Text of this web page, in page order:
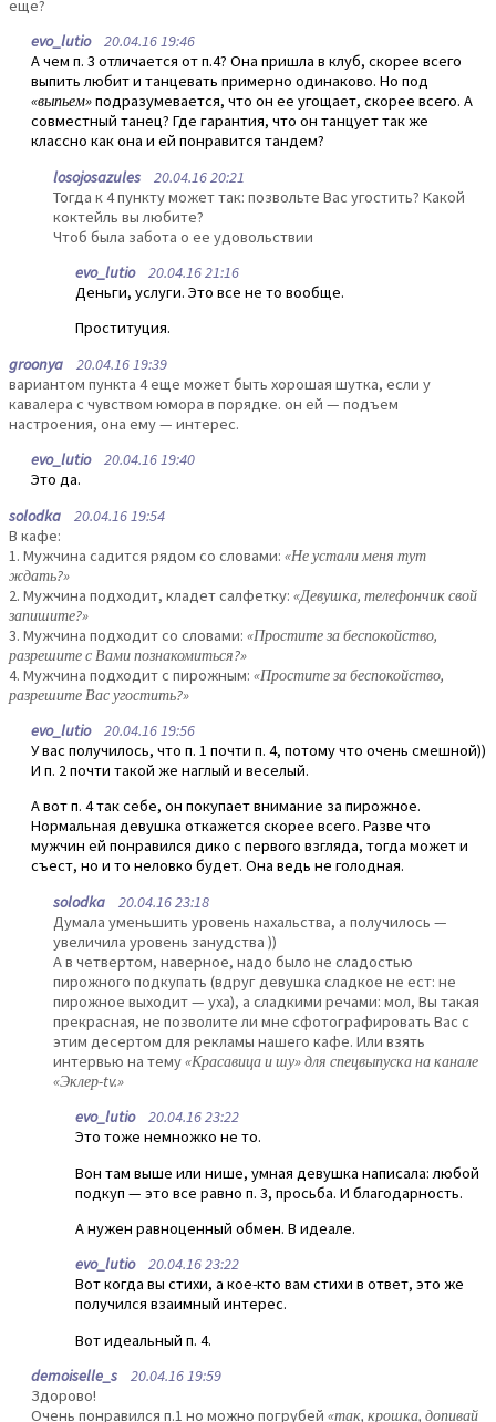
еще?
evo_lutio20.04.16 19:46
А чем п. 3 отличается от п.4? Она пришла в клуб, скорее всего
выпить любит и танцевать примерно одинаково. Но под
«выпьем»подразумевается, что он ее угощает, скорее всего. А
совместный танец? Где гарантия, что он танцует так же
классно как она и ей понравится тандем?
losojosazules 20.04.16 20:21
Тогда к 4 пункту может так: позвольте Вас угостить? Какой
коктейль вы любите?
Чтоб была забота о ее удовольствии
evo_lutio20.04.16 21:16
Деньги, услуги. Это все не то вообще.
Проституция.
groonya 20.04.16 19:39
вариантом пункта 4 еще может быть хорошая шутка, если у
кавалера с чувством юмора в порядке. он ей — подъем
настроения, она ему — интерес.
evo_lutio20.04.16 19:40
Это да.
solodka 20.04.16 19:54
В кафе:
1. Мужчина садится рядом со словами: «Не устали меня тут
ждать?»
2. Мужчина подходит, кладет салфетку: «Девушка, телефончик свой
запишите?»
3. Мужчина подходит со словами: «Простите за беспокойство,
разрешите с Вами познакомиться?»
4. Мужчина подходит с пирожным: «Простите за беспокойство,
разрешите Вас угостить?»
evo_lutio20.04.16 19:56
У вас получилось, что п. 1 почти п. 4, потому что очень смешной))
И п. 2 почти такой же наглый и веселый.
А вот п. 4 так себе, он покупает внимание за пирожное.
Нормальная девушка откажется скорее всего. Разве что
мужчин ей понравился дико с первого взгляда, тогда может и
съест, но и то неловко будет. Она ведь не голодная.
solodka 20.04.16 23:18
Думала уменьшить уровень нахальства, а получилось —
увеличила уровень занудства ))
А в четвертом, наверное, надо было не сладостью
пирожного подкупать (вдруг девушка сладкое не ест: не
пирожное выходит — уха), а сладкими речами: мол, Вы такая
прекрасная, не позволите ли мне сфотографировать Вас с
этим десертом для рекламы нашего кафе. Или взять
интервью на тему«Красавица и шу» для спецвыпуска на канале
«Эклер-tv.»
evo_lutio20.04.16 23:22
Это тоже немножко не то.
Вон там выше или нише, умная девушка написала: любой
подкуп — это все равно п. 3, просьба. И благодарность.
А нужен равноценный обмен. В идеале.
evo_lutio20.04.16 23:22
Вот когда вы стихи, а кое-кто вам стихи в ответ, это же
получился взаимный интерес.
Вот идеальный п. 4.
demoiselle_s 20.04.16 19:59
Здорово!
Очень понравился п.1 но можно погрубей «так, крошка, допивай